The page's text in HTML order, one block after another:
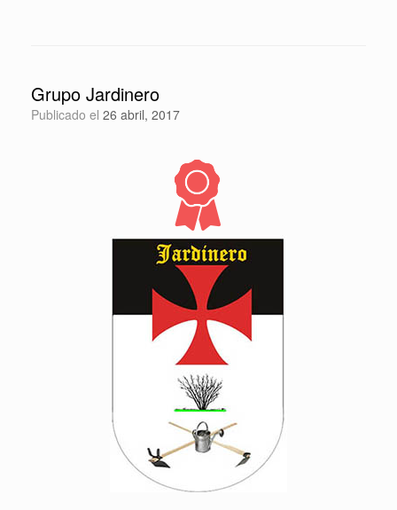
Grupo Jardinero
Publicado el 26 abril, 2017